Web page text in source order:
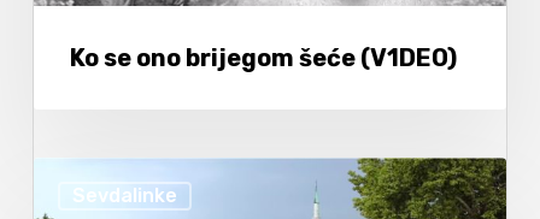
Ko se ono brijegom šeće (V1DEO)
Sevdalinke